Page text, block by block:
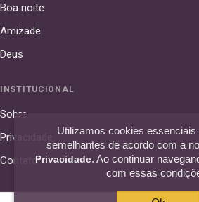
Boa noite
Amizade
Deus
INSTITUCIONAL
Sobre
Privacidade
Contato
Utilizamos cookies essenciais
semelhantes de acordo com a
Privacidade. Ao continuar
com essas